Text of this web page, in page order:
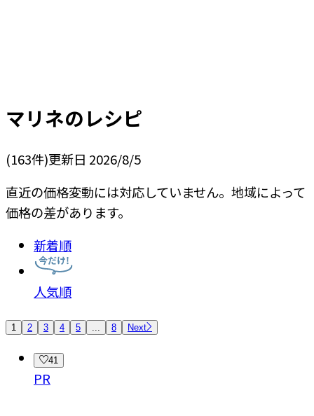
マリネのレシピ
(163件)更新日 2026/8/5
直近の価格変動には対応していません。地域によって
価格の差があります。
新着順
人気順
1 2 3 4 5 8 Next
41
PR